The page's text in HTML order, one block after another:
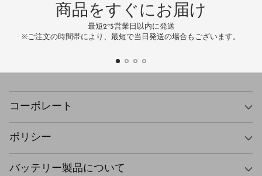
商品をすぐにお届け
最短2~5営業日以内に発送
※ご注文の時間帯により、最短で当日発送の場合もございます。
コーポレート
ポリシー
バッテリー製品について